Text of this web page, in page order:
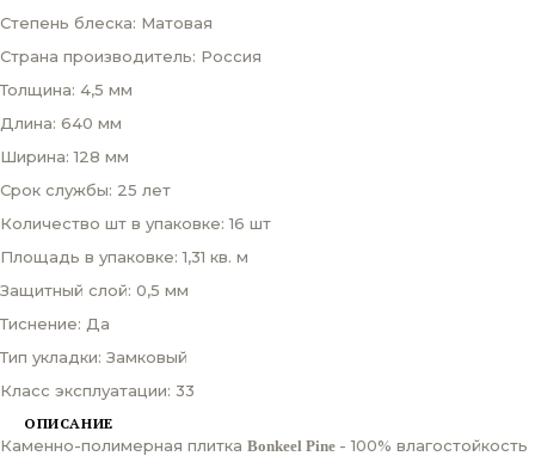
Степень блеска: Матовая
Страна производитель: Россия
Толщина: 4,5 мм
Длина: 640 мм
Ширина: 128 мм
Срок службы: 25 лет
Количество шт в упаковке: 16 шт
Площадь в упаковке: 1,31 кв. м
Защитный слой: 0,5 мм
Тиснение: Да
Тип укладки: Замковый
Класс эксплуатации: 33
ОПИСАНИЕ
Каменно-полимерная плитка Bonkeel Pine - 100% влагостойкость